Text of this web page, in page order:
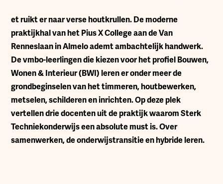
et ruikt er naar verse houtkrullen. De moderne
praktijkhal van het Pius X College aan de Van
Renneslaan in Almelo ademt ambachtelijk handwerk.
De vmbo-leerlingen die kiezen voor het profiel Bouwen,
Wonen & Interieur (BWI) leren er onder meer de
grondbeginselen van het timmeren, houtbewerken,
metselen, schilderen en inrichten. Op deze plek
vertellen drie docenten uit de praktijk waarom Sterk
Techniekonderwijs een absolute must is. Over
samenwerken, de onderwijstransitie en hybride leren.